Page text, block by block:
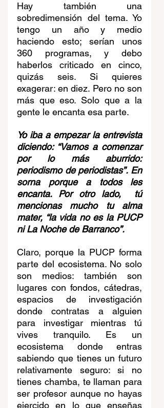
Hay también una
sobredimensión del tema. Yo
tengo un año y medio
haciendo esto; serían unos
360 programas, y debo
haberlos criticado en cinco,
quizás seis. Si quieres
exagerar: en diez. Pero no son
más que eso. Solo que a la
gente le encanta esa parte.
Yo iba a empezar la entrevista
diciendo: “Vamos a comenzar
por lo más aburrido:
periodismo de periodistas”. En
sorna porque a todos les
encanta. Por otro lado,  tú
mencionas mucho tu alma
mater, “la vida no es la PUCP
ni La Noche de Barranco”.
Claro, porque la PUCP forma
parte del ecosistema. No solo
son medios: también son
lugares con fondos, cátedras,
espacios de investigación
donde contratas a alguien
para investigar mientras tú
vives tranquilo. Es un
ecosistema donde entras
sabiendo que tienes un futuro
relativamente seguro: si no
tienes chamba, te llaman para
ser profesor aunque no hayas
ejercido en lo que enseñas